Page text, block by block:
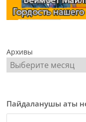
Архивы
Пайдаланушы аты